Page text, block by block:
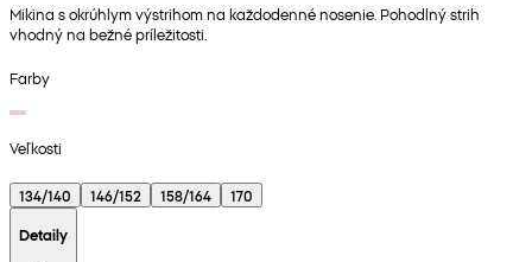
Mikina s okrúhlym výstrihom na každodenné nosenie. Pohodlný strih
vhodný na bežné príležitosti.
Farby
Veľkosti
134/140 146/152 158/164
170
Detaily